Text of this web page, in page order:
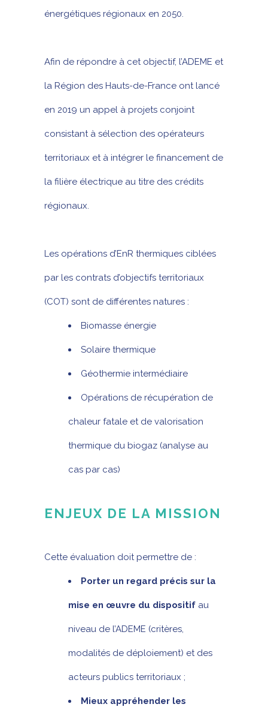
énergétiques régionaux en 2050.
Afin de répondre à cet objectif, l’ADEME et
la Région des Hauts-de-France ont lancé
en 2019 un appel à projets conjoint
consistant à sélection des opérateurs
territoriaux et à intégrer le financement de
la filière électrique au titre des crédits
régionaux.
Les opérations d’EnR thermiques ciblées
par les contrats d’objectifs territoriaux
(COT) sont de différentes natures :
Biomasse énergie
Solaire thermique
Géothermie intermédiaire
Opérations de récupération de
chaleur fatale et de valorisation
thermique du biogaz (analyse au
cas par cas)
ENJEUX DE LA MISSION
Cette évaluation doit permettre de :
Porter un regard précis sur la
mise en œuvre du dispositif au
niveau de l’ADEME (critères,
modalités de déploiement) et des
acteurs publics territoriaux ;
Mieux appréhender les